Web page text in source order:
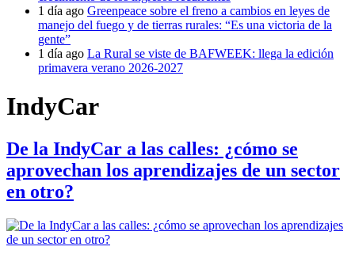
1 día ago Greenpeace sobre el freno a cambios en leyes de
manejo del fuego y de tierras rurales: “Es una victoria de la
gente”
1 día ago La Rural se viste de BAFWEEK: llega la edición
primavera verano 2026-2027
IndyCar
De la IndyCar a las calles: ¿cómo se
aprovechan los aprendizajes de un sector
en otro?